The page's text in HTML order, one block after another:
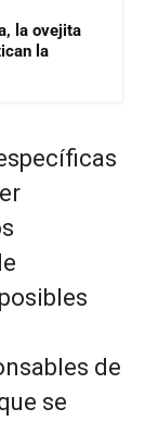
la ovejita
la
de
se